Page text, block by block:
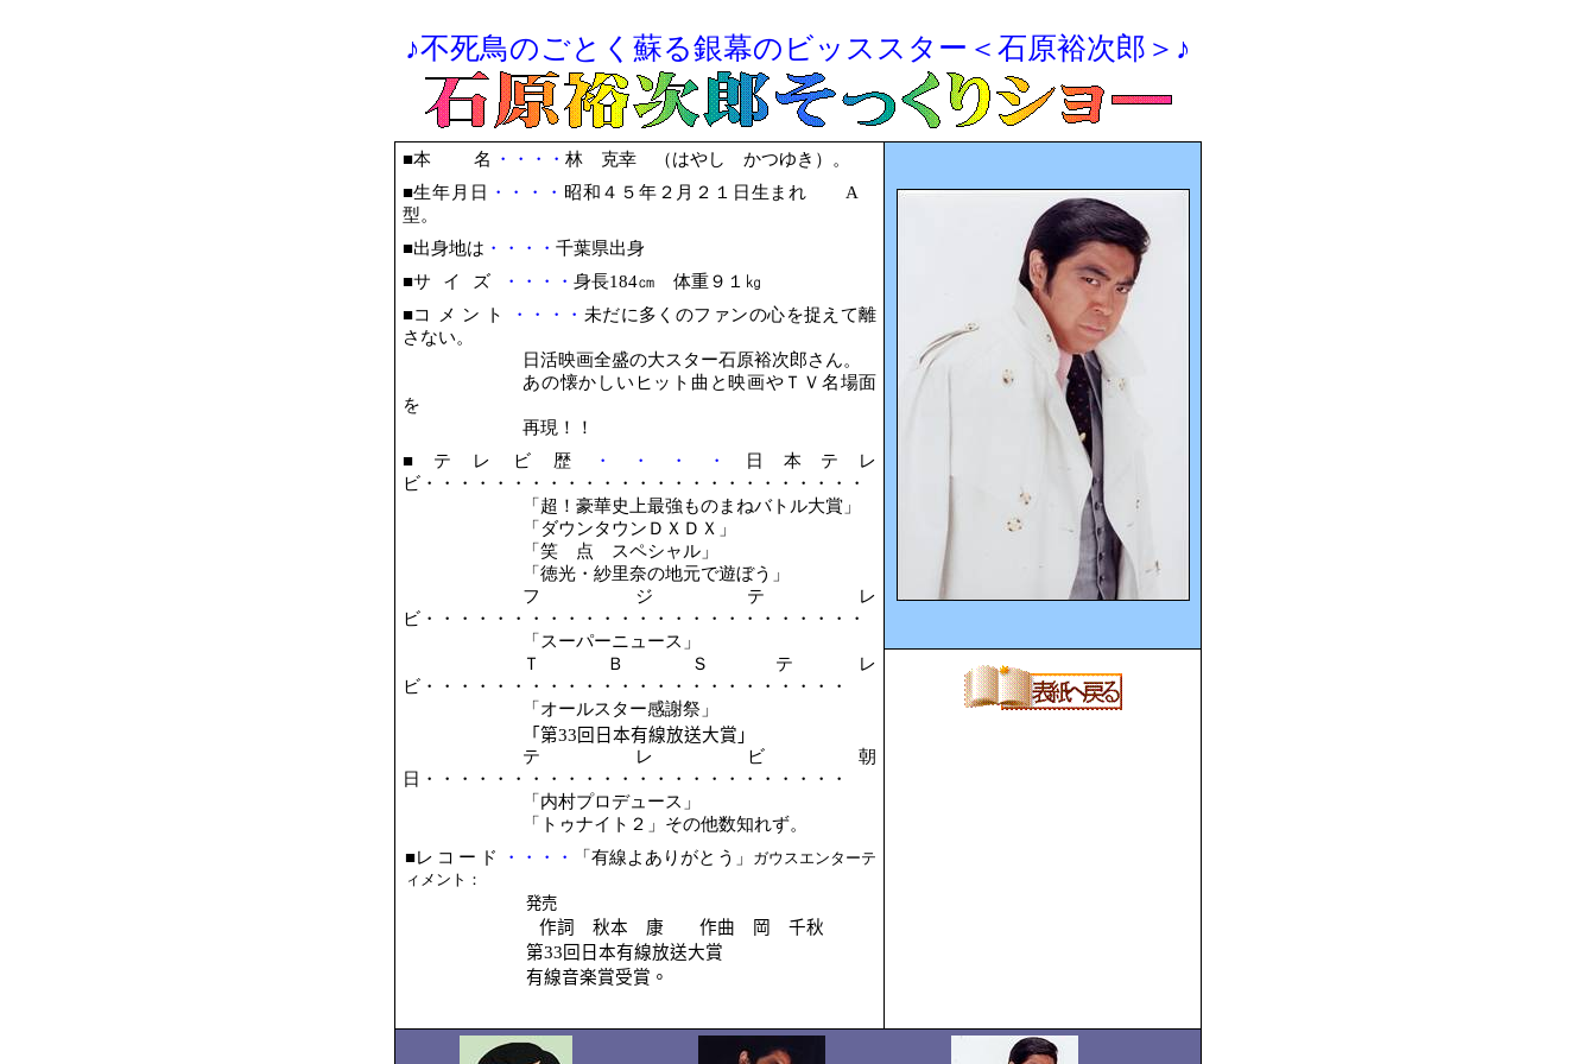
♪不死鳥のごとく蘇る銀幕のビッススター＜石原裕次郎＞♪
■本 名 ・・・・ 林 克幸 （はやし かつゆき）。
■生年月日 ・・・・ 昭和４５年２月２１日生まれ A
型。
■出身地は ・・・・ 千葉県出身
■サイズ ・・・・ 身長184㎝ 体重９１㎏
■コメント ・・・・ 未だに多くのファンの心を捉えて離
さない。
日活映画全盛の大スター石原裕次郎さん。
あの懐かしいヒット曲と映画やＴＶ名場面
を
再現！！
■ テレビ歴 ・・・・
日本テレ
ビ・・・・・・・・・・・・・・・・・・・・・・・・・
「超！豪華史上最強ものまねバトル大賞」
「ダウンタウンＤＸＤＸ」
「笑 点 スペシャル」
「徳光・紗里奈の地元で遊ぼう」
フジテレ
ビ・・・・・・・・・・・・・・・・・・・・・・・・・
「スーパーニュース」
ＴＢＳテレ
ビ・・・・・・・・・・・・・・・・・・・・・・・・
「オールスター感謝祭」
「第33 回日本有線放送大賞」
テレビ朝
日・・・・・・・・・・・・・・・・・・・・・・・・
「内村プロデュース」
「トゥナイト２」その他数知れず。
■レコード ・・・・ 「有線よありがとう」
ガウスエンターテ
ィメント：
発売
作詞 秋本 康 作曲 岡 千秋
第33 回日本有線放送大賞
有線音楽賞受賞。